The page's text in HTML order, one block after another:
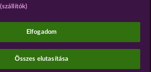
és azok egyáltalán nem
hogy a játékos a jövőben valódi
terén.
Whow Games GmbH
Elfogadom
Összes elutasítása